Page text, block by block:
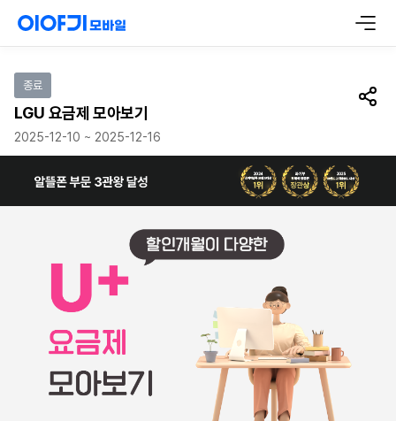
종료
LGU 요금제 모아보기 공유
2025-12-10 ~ 2025-12-16